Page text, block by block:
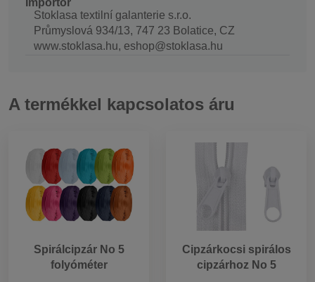
Stoklasa textilní galanterie s.r.o.
Průmyslová 934/13, 747 23 Bolatice, CZ
www.stoklasa.hu, eshop@stoklasa.hu
A termékkel kapcsolatos áru
Spirálcipzár No 5
folyóméter
Cipzárkocsi spirálos
cipzárhoz No 5